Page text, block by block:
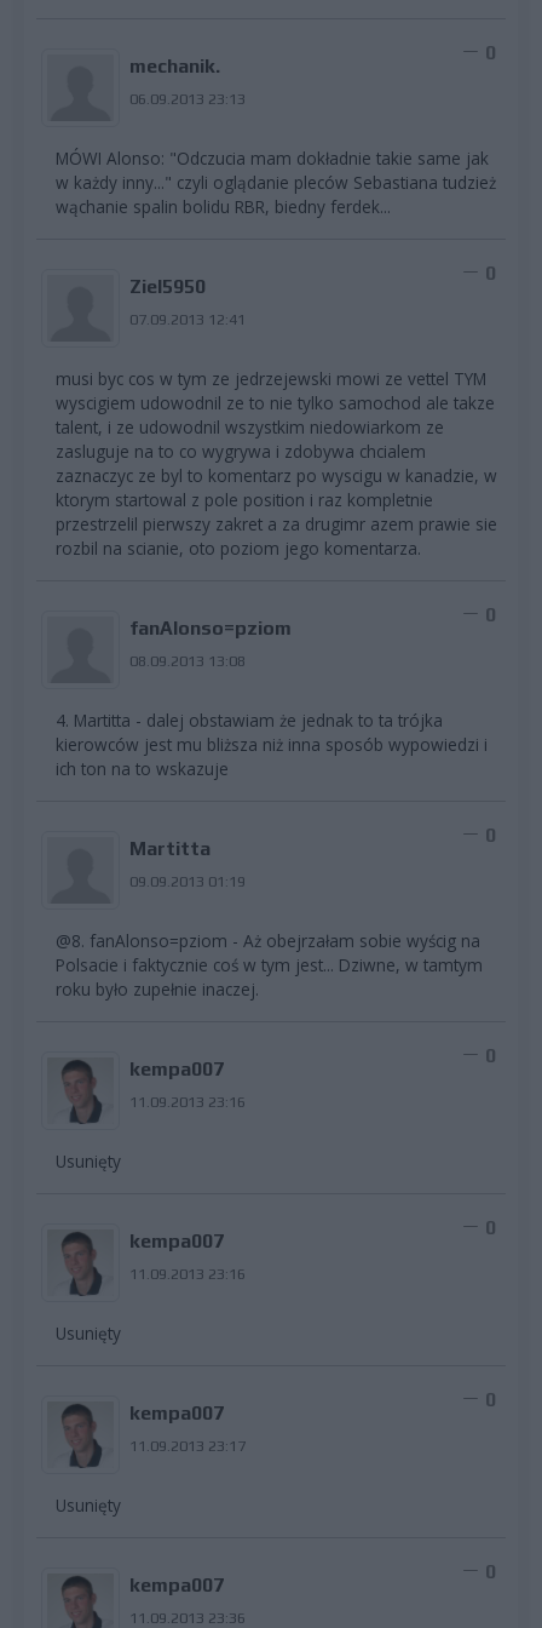
mechanik.
06.09.2013 23:13
0
MÓWI Alonso: "Odczucia mam dokładnie takie same jak
w każdy inny..." czyli oglądanie pleców Sebastiana tudzież
wąchanie spalin bolidu RBR, biedny ferdek...
Ziel5950
07.09.2013 12:41
0
musi byc cos w tym ze jedrzejewski mowi ze vettel TYM
wyscigiem udowodnil ze to nie tylko samochod ale takze
talent, i ze udowodnil wszystkim niedowiarkom ze
zasluguje na to co wygrywa i zdobywa chcialem
zaznaczyc ze byl to komentarz po wyscigu w kanadzie, w
ktorym startowal z pole position i raz kompletnie
przestrzelil pierwszy zakret a za drugimr azem prawie sie
rozbil na scianie, oto poziom jego komentarza.
fanAlonso=pziom
08.09.2013 13:08
0
4. Martitta - dalej obstawiam że jednak to ta trójka
kierowców jest mu bliższa niż inna sposób wypowiedzi i
ich ton na to wskazuje
Martitta
09.09.2013 01:19
0
@8. fanAlonso=pziom - Aż obejrzałam sobie wyścig na
Polsacie i faktycznie coś w tym jest... Dziwne, w tamtym
roku było zupełnie inaczej.
kempa007
11.09.2013 23:16
0
Usunięty
kempa007
11.09.2013 23:16
0
Usunięty
kempa007
11.09.2013 23:17
0
Usunięty
kempa007
11.09.2013 23:36
0